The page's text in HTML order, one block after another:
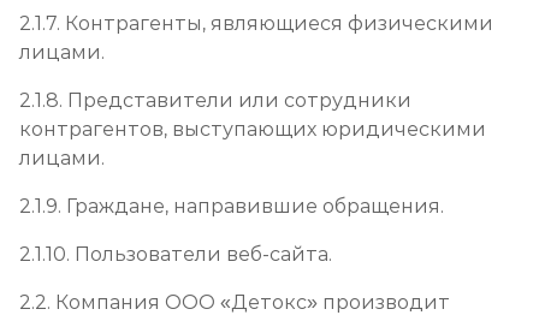
2.1.7. Контрагенты, являющиеся физическими
лицами.
2.1.8. Представители или сотрудники
контрагентов, выступающих юридическими
лицами.
2.1.9. Граждане, направившие обращения.
2.1.10. Пользователи веб-сайта.
2.2. Компания ООО «Детокс» производит